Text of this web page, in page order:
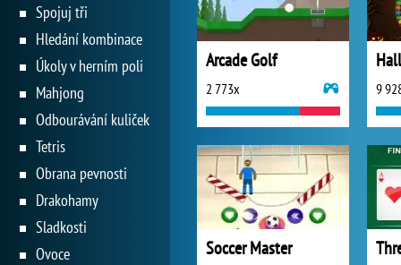
Arcade Golf
2 773x 9
Soccer Master
Spojuj tři
Hledání kombinace
Úkoly v herním poli
Mahjong
Odbourávání kuliček
Tetris
Obrana pevnosti
Drakohamy
Sladkosti
Ovoce